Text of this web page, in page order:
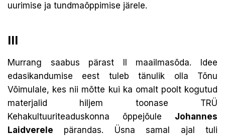
uurimise ja tundmaõppimise järele.
III
Murrang saabus pärast II maailmasõda. Idee
edasikandumise eest tuleb tänulik olla Tõnu
Võimulale, kes nii mõtte kui ka omalt poolt kogutud
materjalid hiljem toonase TRÜ
Kehakultuuriteaduskonna õppejõule Johannes
Laidverele pärandas. Üsna samal ajal tuli